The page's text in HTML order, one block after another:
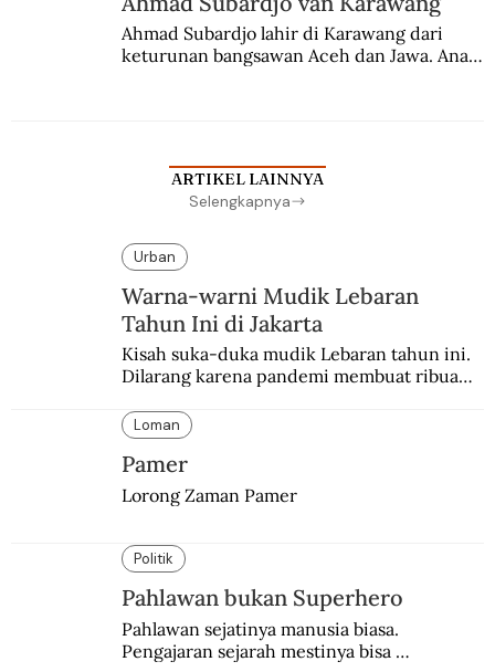
Ahmad Subardjo lahir di Karawang dari
keturunan bangsawan Aceh dan Jawa. Anak
ARTIKEL LAINNYA
Selengkapnya
Urban
Warna-warni Mudik Lebaran
Tahun Ini di Jakarta
Kisah suka-duka mudik Lebaran tahun ini.
Dilarang karena pandemi membuat ribuan
kampung lebih awal.
Loman
Pamer
Lorong Zaman Pamer
Politik
Pahlawan bukan Superhero
Pahlawan sejatinya manusia biasa.
Pengajaran sejarah mestinya bisa